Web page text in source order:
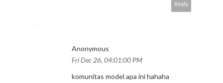
Reply
Anonymous
Fri Dec 26, 04:01:00 PM
komunitas model apa ini hahaha